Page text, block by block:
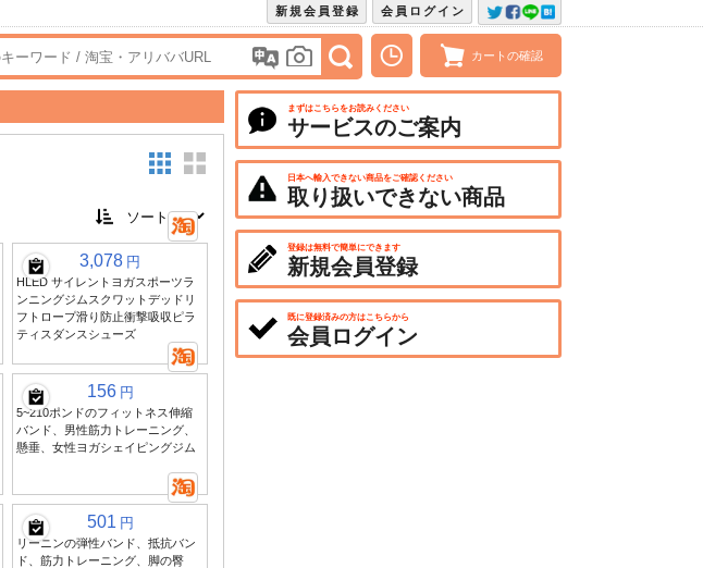
会員ログイン
新規会員登録
カートの確認
3,078 円
HLED サイレントヨガスポーツラ
ンニングジムスクワットデッドリ
フトロープ滑り防止衝撃吸収ピラ
ティスダンスシューズ
156 円
5~210ポンドのフィットネス伸縮
バンド、男性筋力トレーニング、
懸垂、女性ヨガシェイピングジム
501 円
リーニンの弾性バンド、抵抗バン
ド、筋力トレーニング、脚の臀
まずはこちらをお読みください
サービスのご案内
日本へ輸入できない商品をご確認ください
取り扱いできない商品
登録は無料で簡単にできます
新規会員登録
既に登録済みの方はこちらから
会員ログイン